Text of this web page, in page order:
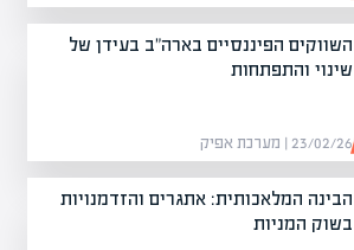
השווקים הפיננסיים בארה"ב בעידן של
שינוי והתפתחות
23/02/26 | מערכת אפיק
הבינה המלאכותית: אתגרים והזדמנויות
בשוק המניות